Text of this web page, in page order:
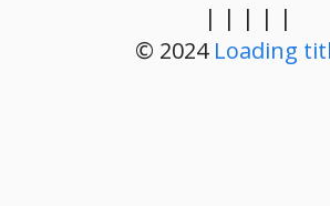
| | | | |
© 2024 Loading